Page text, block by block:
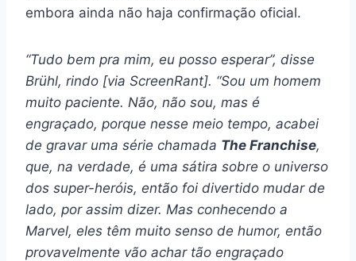
embora ainda não haja confirmação oficial.
“Tudo bem pra mim, eu posso esperar”, disse
Brühl, rindo [via ScreenRant]. “Sou um homem
muito paciente. Não, não sou, mas é
engraçado, porque nesse meio tempo, acabei
de gravar uma série chamada The Franchise,
que, na verdade, é uma sátira sobre o universo
dos super-heróis, então foi divertido mudar de
lado, por assim dizer. Mas conhecendo a
Marvel, eles têm muito senso de humor, então
provavelmente vão achar tão engraçado